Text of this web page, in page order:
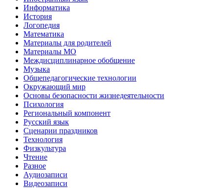
Информатика
История
Логопедия
Математика
Материалы для родителей
Материалы МО
Междисциплинарное обобщение
Музыка
Общепедагогические технологии
Окружающий мир
Основы безопасности жизнедеятельности
Психология
Региональный компонент
Русский язык
Сценарии праздников
Технология
Физкультура
Чтение
Разное
Аудиозаписи
Видеозаписи